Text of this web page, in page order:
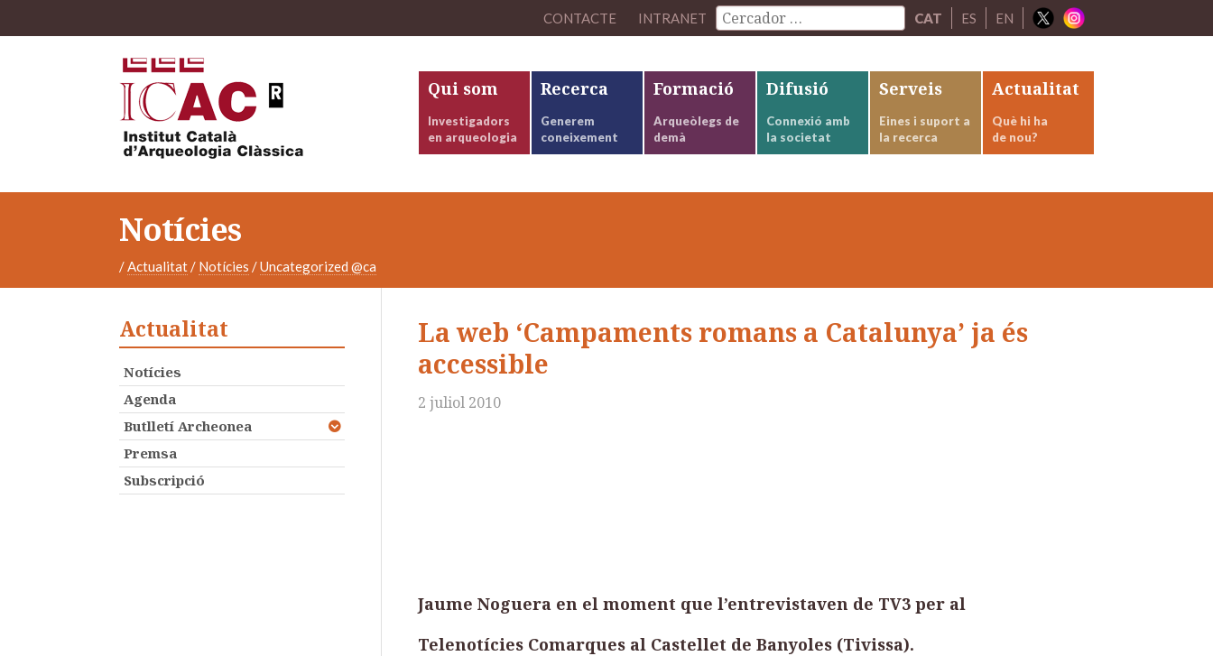
CONTACTE INTRANET CAT ES EN
Qui som
Investigadors
en arqueologia
Recerca
Generem
coneixement
Formació
Arqueòlegs de
demà
Difusió
Connexió amb
la societat
Serveis
Eines i suport a
la recerca
Actualitat
Què hi ha
de nou?
Notícies
/Actualitat/ Notícies /Uncategorized @ca
La web ‘Campaments romans a Catalunya’ ja és
accessible
2 juliol 2010
Jaume Noguera en el moment que l’entrevistaven de TV3 per al
Telenotícies Comarques al Castellet de Banyoles (Tivissa).
Actualitat
Notícies
Agenda
Butlletí Archeonea
Premsa
Subscripció